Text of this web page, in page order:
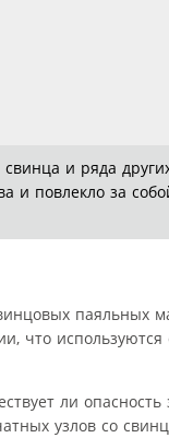
и ряда
и повлекло за
паяльных
что
ли опасность
узлов со